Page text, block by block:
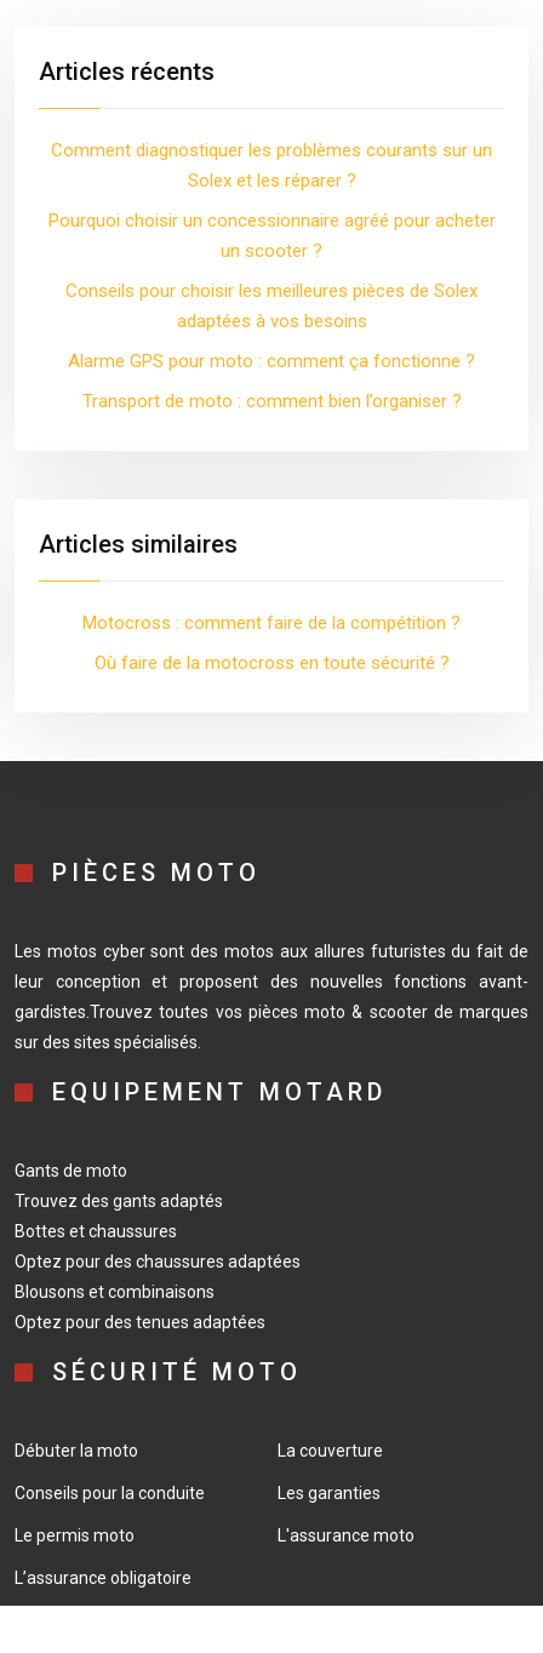
Articles récents
Comment diagnostiquer les problèmes courants sur un
Solex et les réparer ?
Pourquoi choisir un concessionnaire agréé pour acheter
un scooter ?
Conseils pour choisir les meilleures pièces de Solex
adaptées à vos besoins
Alarme GPS pour moto : comment ça fonctionne ?
Transport de moto : comment bien l’organiser ?
Articles similaires
Motocross : comment faire de la compétition ?
Où faire de la motocross en toute sécurité ?
PIÈCES MOTO
Les motos cyber sont des motos aux allures futuristes du fait de
leur conception et proposent des nouvelles fonctions avant-
gardistes.Trouvez toutes vos pièces moto & scooter de marques
sur des sites spécialisés.
EQUIPEMENT MOTARD
Gants de moto
Trouvez des gants adaptés
Bottes et chaussures
Optez pour des chaussures adaptées
Blousons et combinaisons
Optez pour des tenues adaptées
SÉCURITÉ MOTO
Débuter la moto
Conseils pour la conduite
Le permis moto
L’assurance obligatoire
La couverture
Les garanties
L'assurance moto